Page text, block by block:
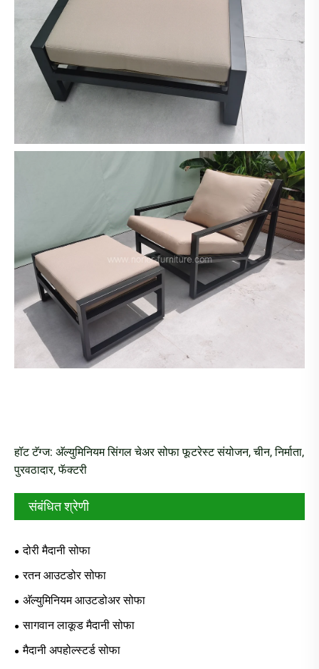
हॉट टॅग्ज: अ‍ॅल्युमिनियम सिंगल चेअर सोफा फूटरेस्ट संयोजन, चीन, निर्माता,
पुरवठादार, फॅक्टरी
संबंधित श्रेणी
दोरी मैदानी सोफा
रतन आउटडोर सोफा
अ‍ॅल्युमिनियम आउटडोअर सोफा
सागवान लाकूड मैदानी सोफा
मैदानी अपहोल्स्टर्ड सोफा